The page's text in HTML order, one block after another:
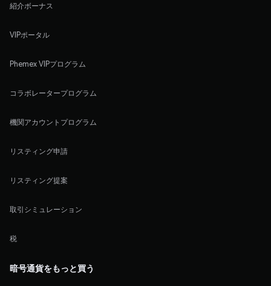
紹介ボーナス
VIPポータル
Phemex VIPプログラム
コラボレータープログラム
機関アカウントプログラム
リスティング申請
リスティング提案
取引シミュレーション
税
暗号通貨をもっと買う